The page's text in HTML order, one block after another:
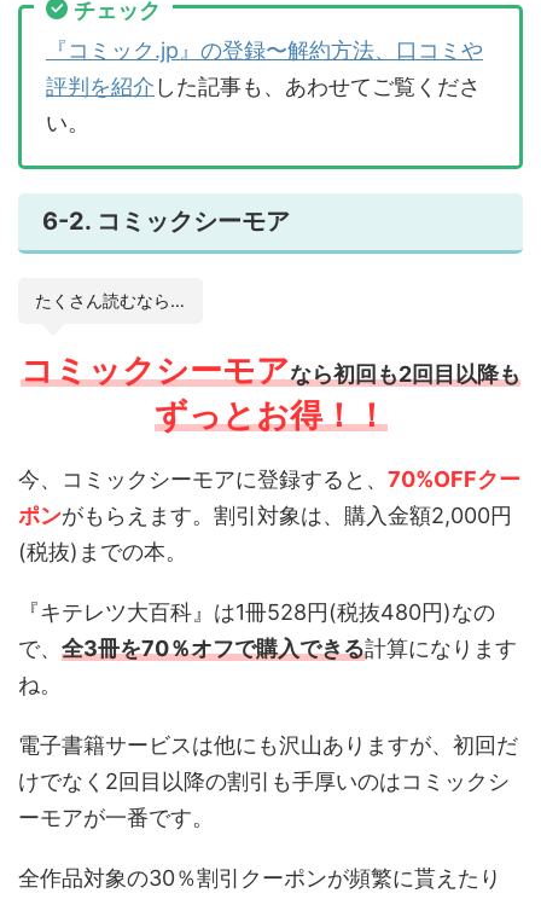
チェック
『コミック.jp』の登録〜解約方法、口コミや
評判を紹介 した記事も、あわせてご覧くださ
い。
6-2. コミックシーモア
たくさん読むなら…
コミックシーモアなら初回も2回目以降も
ずっとお得！！
今、コミックシーモアに登録すると、 70%OFFクー
ポンがもらえます。割引対象は、購入金額2,000円
(税抜)までの本。
『キテレツ大百科』は1冊528円(税抜480円)なの
で、 全3冊を70％オフで購入できる計算になります
ね。
電子書籍サービスは他にも沢山ありますが、初回だ
けでなく2回目以降の割引も手厚いのはコミックシ
ーモアが一番です。
全作品対象の30％割引クーポンが頻繁に貰えたり